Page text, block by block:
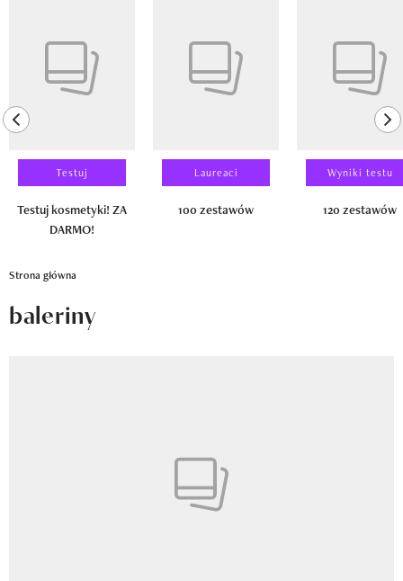
Wizaz Summer Influ School
Mój profil / Zarejestruj się
previous element
Testuj
Testuj kosmetyki! ZA
DARMO!
Laureaci
100 zestawów
Wyniki testu
120 zestawów
Strona główna
baleriny